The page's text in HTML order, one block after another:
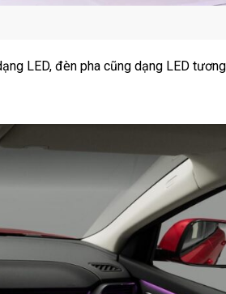
LED, đèn pha cũng dạng LED